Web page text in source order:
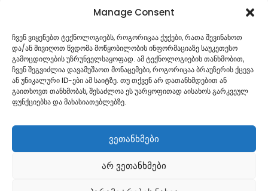
Manage Consent
ჩვენ ვიყენებთ ტექნოლოგიებს, როგორიცაა ქუქები, რათა შევინახოთ
და/ან მივიღოთ წვდომა მოწყობილობის ინფორმაციაზე საუკეთესო
გამოცდილების უზრუნველსაყოფად. ამ ტექნოლოგიების თანხმობით,
ჩვენ შეგვიძლია დავამუშაოთ მონაცემები, როგორიცაა ბრაუზერის ქცევა
ან უნიკალური ID-ები ამ საიტზე. თუ თქვენ არ დათანხმდებით ან
გაითხოვთ თანხმობას, შესაძლოა ეს უარყოფითად აისახოს გარკვეულ
ფუნქციებსა და მახასიათებლებზე.
ვეთანხმები
არ ვეთანხმები